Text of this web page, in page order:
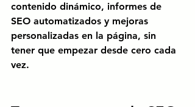
contenido dinámico, informes de
SEO automatizados y mejoras
personalizadas en la página, sin
tener que empezar desde cero cada
vez.